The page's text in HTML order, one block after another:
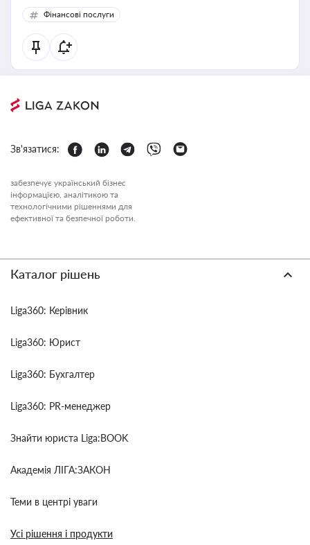
Фінансові послуги
Зв'язатися:
забезпечує український бізнес
інформацією, аналітикою та
технологічними рішеннями для
ефективної та безпечної роботи.
Каталог рішень
Liga360: Керівник
Liga360: Юрист
Liga360: Бухгалтер
Liga360: PR-менеджер
Знайти юриста Liga:BOOK
Академія ЛІГА:ЗАКОН
Теми в центрі уваги
Усі рішення і продукти